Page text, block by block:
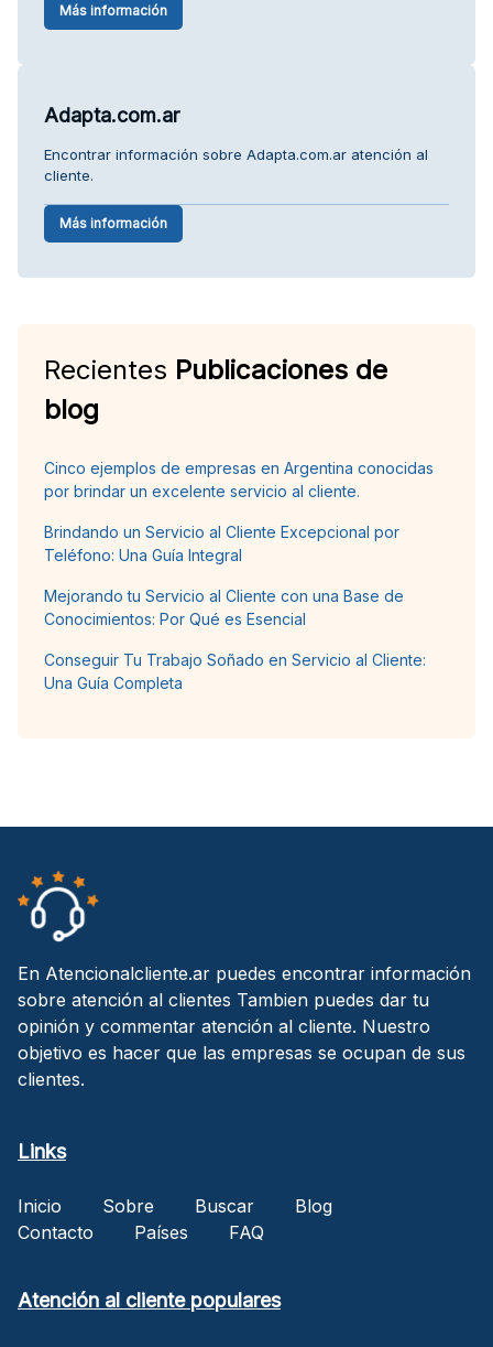
Más información
Adapta.com.ar
Encontrar información sobre Adapta.com.ar atención al
cliente.
Más información
Recientes Publicaciones de
blog
Cinco ejemplos de empresas en Argentina conocidas
por brindar un excelente servicio al cliente.
Brindando un Servicio al Cliente Excepcional por
Teléfono: Una Guía Integral
Mejorando tu Servicio al Cliente con una Base de
Conocimientos: Por Qué es Esencial
Conseguir Tu Trabajo Soñado en Servicio al Cliente:
Una Guía Completa
En Atencionalcliente.ar puedes encontrar información
sobre atención al clientes Tambien puedes dar tu
opinión y commentar atención al cliente. Nuestro
objetivo es hacer que las empresas se ocupan de sus
clientes.
Links
Inicio Sobre Buscar
Blog
Contacto
Países FAQ
Atención al cliente populares